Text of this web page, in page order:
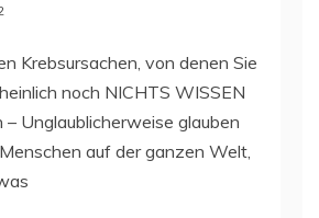
Krebsursachen, von denen Sie
noch NICHTS WISSEN
– Unglaublicherweise glauben
auf der ganzen Welt,